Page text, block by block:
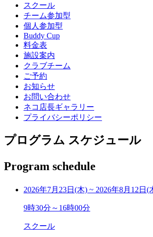
スクール
チーム参加型
個人参加型
Buddy Cup
料金表
施設案内
クラブチーム
ご予約
お知らせ
お問い合わせ
ネコ店長ギャラリー
プライバシーポリシー
プログラム スケジュール
Program schedule
2026年7月23日(木) ~ 2026年8月12日(
9時30分～16時00分
スクール